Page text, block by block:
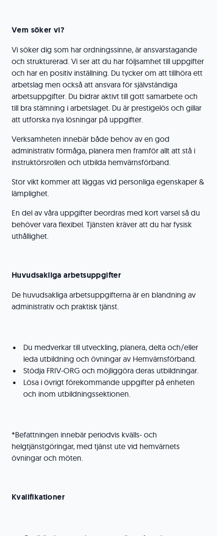
Vem söker vi?
Vi söker dig som har ordningssinne, är ansvarstagande
och strukturerad. Vi ser att du har följsamhet till uppgifter
och har en positiv inställning. Du tycker om att tillhöra ett
arbetslag men också att ansvara för självständiga
arbetsuppgifter. Du bidrar aktivt till gott samarbete och
till bra stämning i arbetslaget. Du är prestigelös och gillar
att utforska nya lösningar på uppgifter.
Verksamheten innebär både behov av en god
administrativ förmåga, planera men framför allt att stå i
instruktörsrollen och utbilda hemvärnsförband.
Stor vikt kommer att läggas vid personliga egenskaper &
lämplighet.
En del av våra uppgifter beordras med kort varsel så du
behöver vara flexibel. Tjänsten kräver att du har fysisk
uthållighet.
Huvudsakliga arbetsuppgifter
De huvudsakliga arbetsuppgifterna är en blandning av
administrativ och praktisk tjänst.
Du medverkar till utveckling, planera, delta och/eller
leda utbildning och övningar av Hemvärnsförband.
Stödja FRIV-ORG och möjliggöra deras utbildningar.
Lösa i övrigt förekommande uppgifter på enheten
och inom utbildningssektionen.
*Befattningen innebär periodvis kvälls- och
helgtjänstgöringar, med tjänst ute vid hemvärnets
övningar och möten.
Kvalifikationer